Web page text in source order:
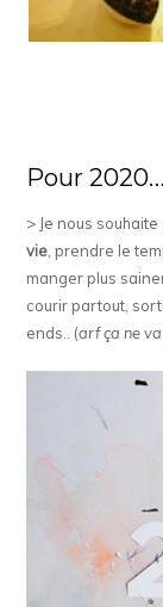
Pour 2020…
> Je nous
vie , prendre le
manger plus
courir partout,
ends.. (arf ça ne